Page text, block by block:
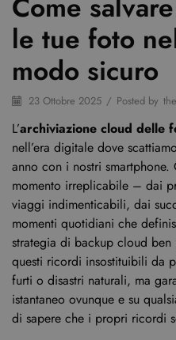
le tue foto
modo sicuro
23 Ottobre 2025 / Posted by
L’archiviazione cloud delle
nell’era digitale dove
anno con i nostri
momento irreplicabile – dai
viaggi indimenticabili, dai
momenti quotidiani che
strategia di backup cloud
questi ricordi insostituibili da
furti o disastri naturali, ma
istantaneo ovunque e su
di sapere che i propri ricordi